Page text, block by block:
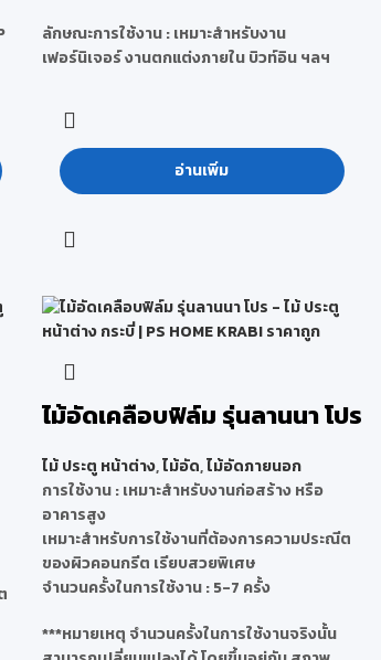
ลักษณะการใช้งาน : เหมาะสำหรับงาน
เฟอร์นิเจอร์ งานตกแต่งภายใน บิวท์อิน ฯลฯ
อ่านเพิ่ม
ไม้อัดเคลือบฟิล์ม รุ่นลานนา โปร
ไม้ ประตู หน้าต่าง,ไม้อัด,ไม้อัดภายนอก
การใช้งาน : เหมาะสำหรับงานก่อสร้าง หรือ
อาคารสูง
เหมาะสำหรับการใช้งานที่ต้องการความประณีต
ของผิวคอนกรีต เรียบสวยพิเศษ
จำนวนครั้งในการใช้งาน : 5-7 ครั้ง
***หมายเหตุ จำนวนครั้งในการใช้งานจริงนั้น